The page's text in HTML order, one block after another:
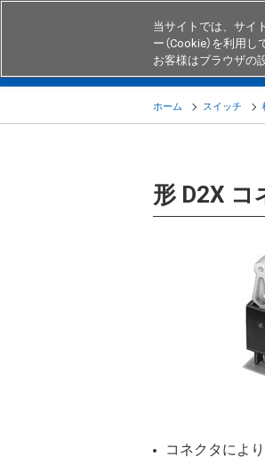
製品 業界・
ホーム スイッチ
形 D2X
コネクタによ
当サイトでは、サイ
ー（Cookie）を利用
お客様はブラウザの